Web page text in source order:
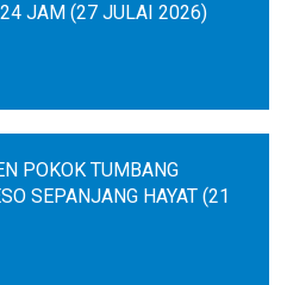
24 JAM (27 JULAI 2026)
POKOK TUMBANG
SEPANJANG HAYAT (21